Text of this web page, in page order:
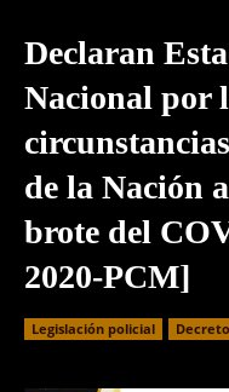
Declaran
Nacional por
de la Nación
brote del
2020-PCM]
Legislación policial